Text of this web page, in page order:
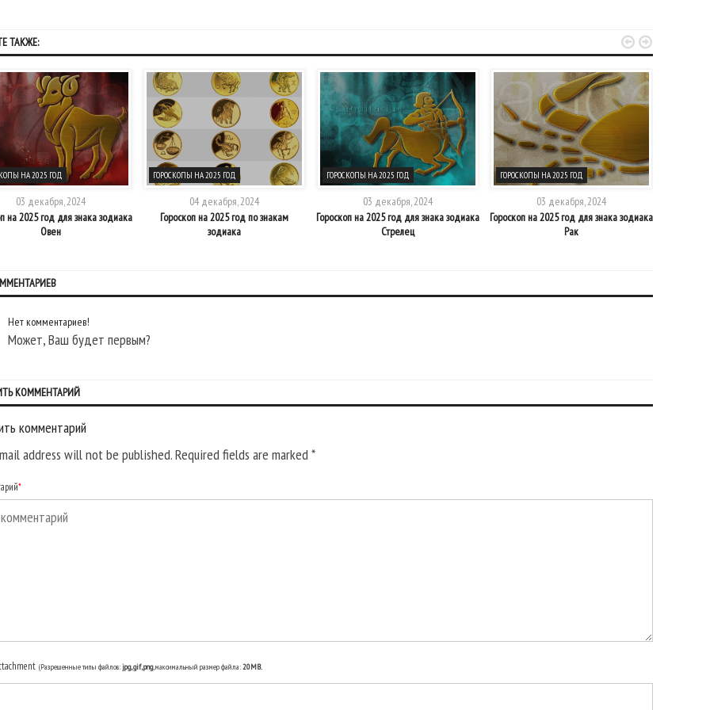
ТАКЖЕ:
НА 2025 ГОД
03 декабря, 2024
на 2025 год для знака зодиака
Овен
ГОРОСКОПЫ НА 2025 ГОД
04 декабря, 2024
Гороскоп на 2025 год по знакам
зодиака
ГОРОСКОПЫ НА 2025 ГОД
03 декабря, 2024
Гороскоп на 2025 год для знака зодиака
Стрелец
ГОРОСКОПЫ НА 2025 ГОД
03 декабря, 2024
Гороскоп на 2025 год для знака зодиака
Рак
 
Нет комментариев!
Может, Ваш будет первым?
КОММЕНТАРИЙ
комментарий
address will not be published. Required fields are marked*
*
(Разрешенные типы файлов:jpg, gif, png, максимальный размер файла:20MB.